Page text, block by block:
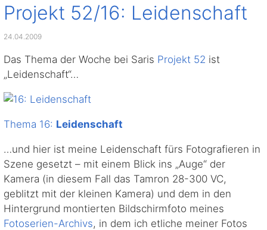
Projekt 52/16: Leidenschaft
24.04.2009
Das Thema der Woche bei Saris Projekt 52 ist
„Leidenschaft“…
Thema 16: Leidenschaft
…und hier ist meine Leidenschaft fürs Fotografieren in
Szene gesetzt – mit einem Blick ins „Auge“ der
Kamera (in diesem Fall das Tamron 28-300 VC,
geblitzt mit der kleinen Kamera) und dem in den
Hintergrund montierten Bildschirmfoto meines
Fotoserien-Archivs, in dem ich etliche meiner Fotos